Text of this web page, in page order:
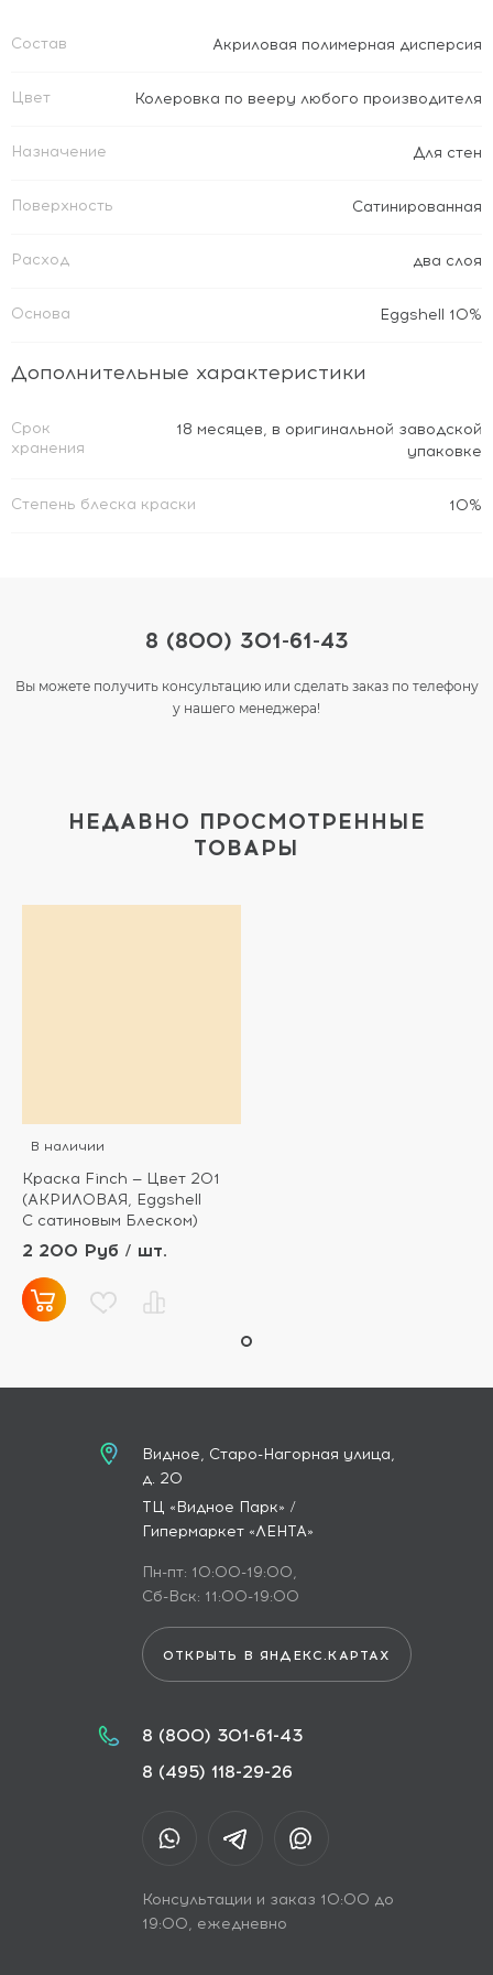
Состав Акриловая полимерная дисперсия
Цвет Колеровка по вееру любого производителя
Назначение Для стен
Поверхность Сатинированная
Расход два слоя
Основа Eggshell 10%
Дополнительные характеристики
Срок
хранения
18 месяцев, в оригинальной заводской
упаковке
Степень блеска краски 10%
8 (800) 301-61-43
Вы можете получить консультацию или сделать заказ по телефону
у нашего менеджера!
НЕДАВНО ПРОСМОТРЕННЫЕ
ТОВАРЫ
В наличии
Краска Finch — Цвет 201
(АКРИЛОВАЯ, Eggshell
С сатиновым Блеском)
2 200 Руб / шт.
Видное, Старо-Нагорная улица,
д. 20
ТЦ «Видное Парк» /
Гипермаркет «ЛЕНТА»
Пн-пт: 10:00-19:00,
Сб-Вск: 11:00-19:00
ОТКРЫТЬ В ЯНДЕКС.КАРТАХ
8 (800) 301-61-43
8 (495) 118-29-26
Консультации и заказ 10:00 до
19:00, ежедневно